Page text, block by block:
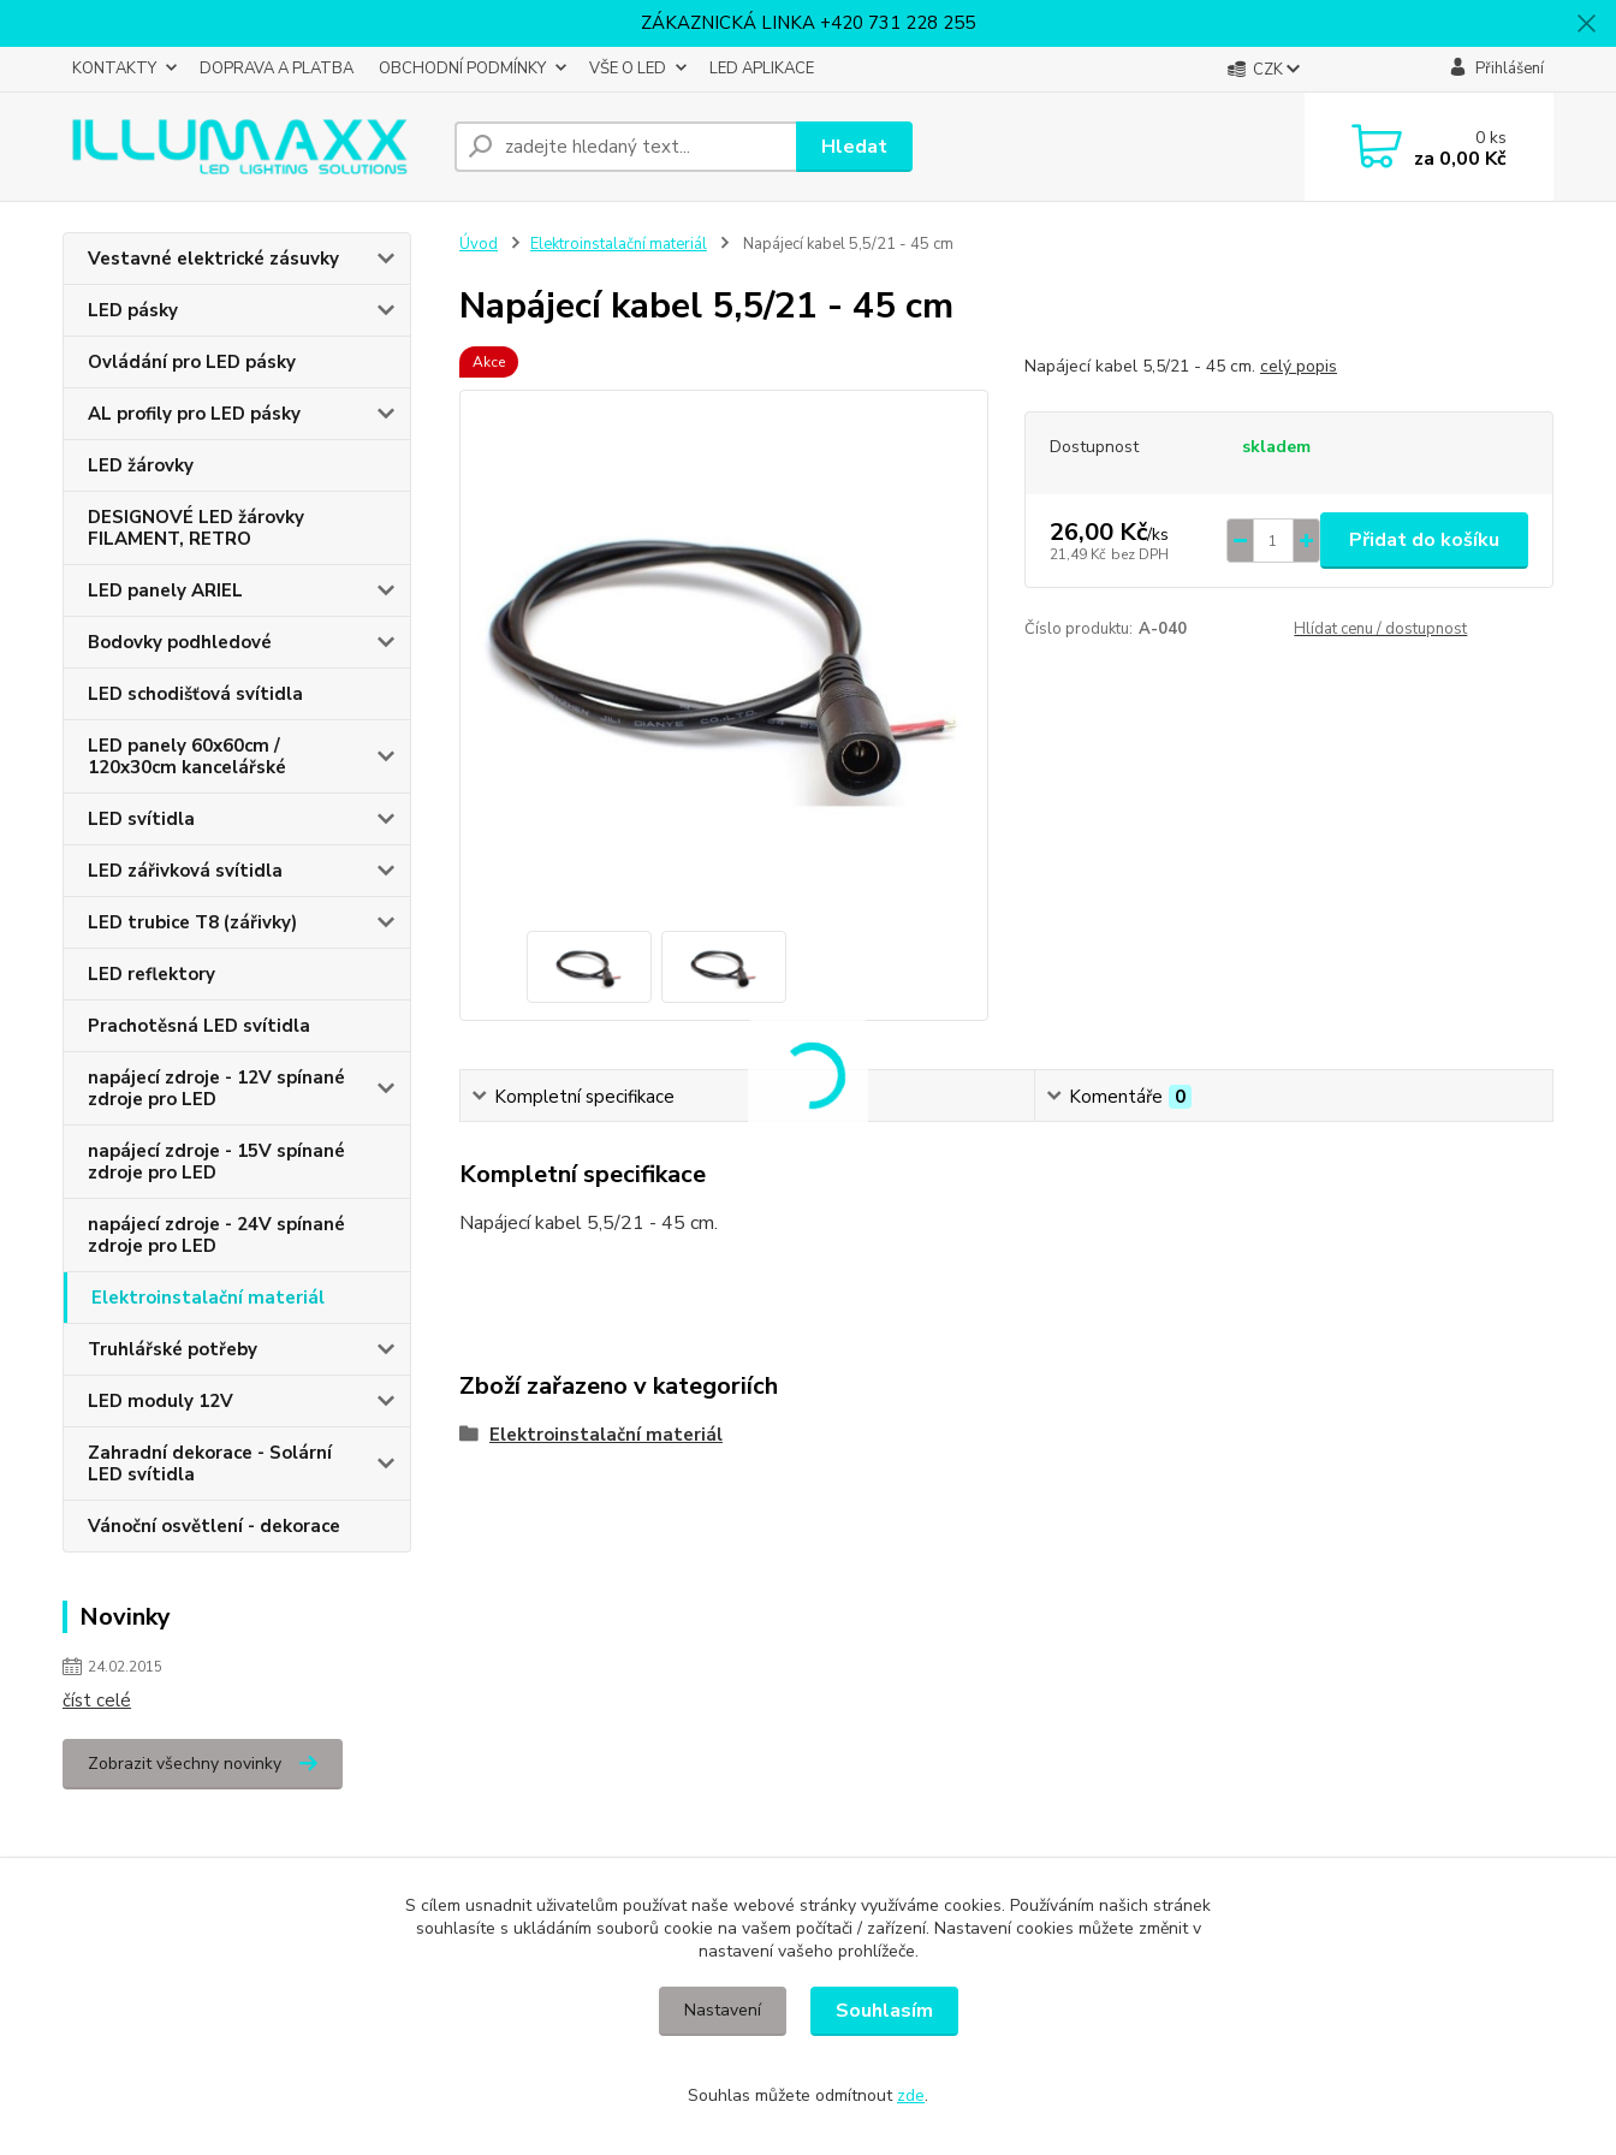
ZÁKAZNICKÁ LINKA +420 731 228 255
KONTAKTY DOPRAVA A PLATBA OBCHODNÍ PODMÍNKY VŠE O LED LED APLIKACE CZK Přihlášení
Hledat 0ks
za 0,00 Kč
Vestavné elektrické zásuvky
LED pásky
Ovládání pro LED pásky
AL profily pro LED pásky
LED žárovky
DESIGNOVÉ LED žárovky
FILAMENT, RETRO
LED panely ARIEL
Bodovky podhledové
LED schodišťová svítidla
LED panely 60x60cm /
120x30cm kancelářské
LED svítidla
LED zářivková svítidla
LED trubice T8 (zářivky)
LED reflektory
Prachotěsná LED svítidla
napájecí zdroje - 12V spínané
zdroje pro LED
napájecí zdroje - 15V spínané
zdroje pro LED
napájecí zdroje - 24V spínané
zdroje pro LED
Elektroinstalační materiál
Truhlářské potřeby
LED moduly 12V
Zahradní dekorace - Solární
LED svítidla
Vánoční osvětlení - dekorace
Novinky
24.02.2015
číst celé
Zobrazit všechny novinky
Úvod Elektroinstalační materiál Napájecí kabel 5,5/21 - 45 cm
Napájecí kabel 5,5/21 - 45 cm
Akce Napájecí kabel 5,5/21 - 45 cm. celý popis
Dostupnost skladem
26,00 Kč/ks
21,49 Kč bez DPH
Přidat do košíku
Číslo produktu: A-040 Hlídat cenu / dostupnost
Kompletní specifikace Komentáře 0
Kompletní specifikace
Napájecí kabel 5,5/21 - 45 cm.
Zboží zařazeno v kategoriích
Elektroinstalační materiál
Evidence Tržeb
Podle zákona o evidenci tržeb je prodávající povinen vystavit kupujícímu účtenku. Zároveň je povinen zaevidovat přijatou tržbu u správce daně online; v případě technického výpadku pak nejpozději do 48 hodin
S cílem usnadnit uživatelům používat naše webové stránky využíváme cookies. Používáním našich stránek
souhlasíte s ukládáním souborů cookie na vašem počítači / zařízení. Nastavení cookies můžete změnit v
nastavení vašeho prohlížeče.
Nastavení Souhlasím
Souhlas můžete odmítnout zde.